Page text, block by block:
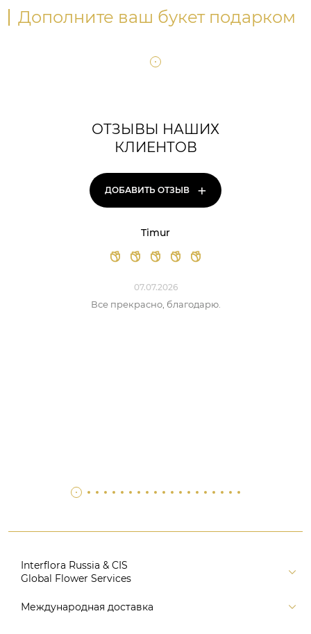
Дополните ваш букет подарком
ОТЗЫВЫ НАШИХ
КЛИЕНТОВ
ДОБАВИТЬ ОТЗЫВ +
Timur
07.07.2026
Все прекрасно, благодарю.
Interflora Russia & CIS
Global Flower Services
Версия для печати
Международная доставка